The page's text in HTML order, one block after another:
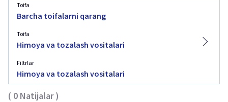
Toifa
Barcha toifalarni qarang
Toifa
Himoya va tozalash vositalari
Filtrlar
Himoya va tozalash vositalari
( 0 Natijalar)